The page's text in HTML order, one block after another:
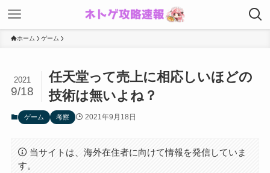
ホーム ゲーム
任天堂って売上に相応しいほどの
技術は無いよね？
2021
9/18
ゲーム 考察 2021年9月18日
当サイトは、海外在住者に向けて情報を発信していま
す。